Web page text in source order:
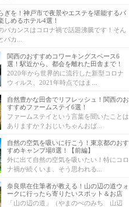
ぎを！神戸市で夜景やエステを堪能するバ
しめるホテル4選！
バカンスはコロナ禍で話題沸騰です！そん
バカ...
関西のおすすめコワーキングスペース6
選！駅近から、都会を離れた田舎まで！
2020年から世界的に流行した新型コロナ
ウィルス、2021年時点ではま...
自然豊かな田舎でリフレッシュ！関西のお
すすめファームステイ6選！
ファームステイという言葉を聞いたことは
ありますか？おじいちゃんおば...
自然の空気を吸いに行こう！東京都のおす
すめキャンプ場8選！【前編】
外に出て自然の空気を吸いたい！特にコロ
ナ禍が続くいま、そう思われる...
奈良県在住筆者が教える！山の辺の道ウォ
ークに行ったら寄りたいスポット＆お店
「山の辺の道」（やまのべのみち 山辺